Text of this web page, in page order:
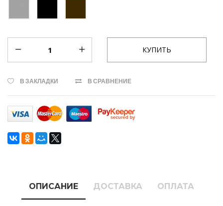
В ЗАКЛАДКИ В СРАВНЕНИЕ
ОПИСАНИЕ ДОСТАВКА ОПЛАТА